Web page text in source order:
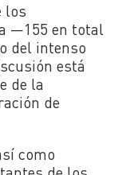
los
—155 en total
del intenso
está
de la
de
como